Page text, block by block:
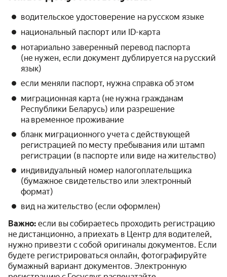
водительское удостоверение на русском языке
национальный паспорт или ID-карта
нотариально заверенный перевод паспорта
(не нужен, если документ дублируется на русский
язык)
если меняли паспорт, нужна справка об этом
миграционная карта (не нужна гражданам
Республики Беларусь) или разрешение
на временное проживание
бланк миграционного учета с действующей
регистрацией по месту пребывания или штамп
регистрации (в паспорте или виде на жительство)
индивидуальный номер налогоплательщика
(бумажное свидетельство или электронный
формат)
вид на жительство (если оформлен)
Важно: если вы собираетесь проходить регистрацию
не дистанционно, а приехать в Центр для водителей,
нужно привезти с собой оригиналы документов. Если
будете регистрироваться онлайн, фотографируйте
бумажный вариант документов. Электронную